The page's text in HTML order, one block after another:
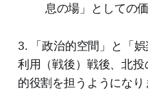
息の場」としての
3. 「政治的空間」と「
利用（戦後）戦後、北
的役割を担うようになり